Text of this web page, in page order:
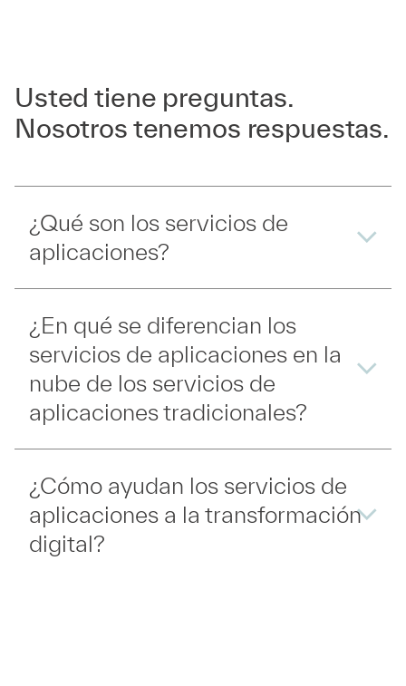
Usted tiene preguntas.
Nosotros tenemos respuestas.
¿Qué son los servicios de
aplicaciones?
¿En qué se diferencian los
servicios de aplicaciones en la
nube de los servicios de
aplicaciones tradicionales?
¿Cómo ayudan los servicios de
aplicaciones a la transformación
digital?